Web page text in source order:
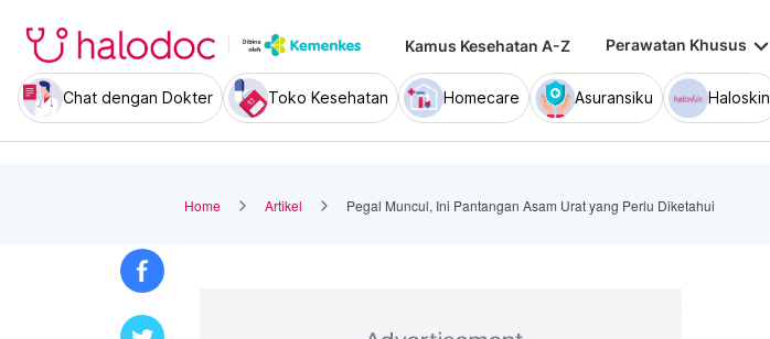
Kamus Kesehatan A-Z Perawatan Khusus keyboard_arrow_down
Chat dengan Dokter Toko Kesehatan Homecare Asuransiku Haloskin
Home Artikel Pegal Muncul, Ini Pantangan Asam Urat yang Perlu Diketahui